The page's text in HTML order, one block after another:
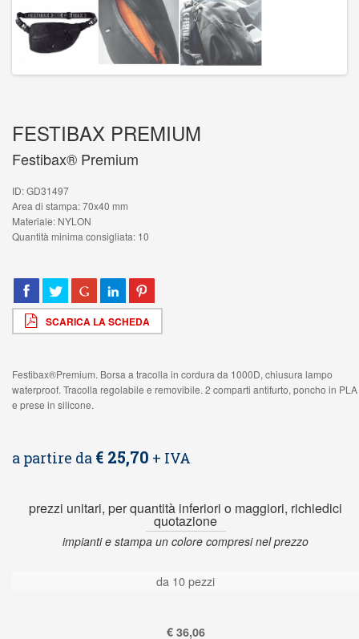
FESTIBAX PREMIUM
Festibax® Premium
ID: GD31497
Area di stampa: 70x40 mm
Materiale: NYLON
Quantità minima consigliata: 10
SCARICA LA SCHEDA
Festibax®Premium. Borsa a tracolla in cordura da 1000D, chiusura lampo
waterproof. Tracolla regolabile e removibile. 2 comparti antifurto, poncho in PLA
e prese in silicone.
a partire da € 25,70 + IVA
prezzi unitari, per quantità inferiori o maggiori, richiedici
quotazione
impianti e stampa un colore compresi nel prezzo
da 10 pezzi
€ 36,06